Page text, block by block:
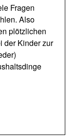
Fragen
Also
plötzlichen
der Kinder zur